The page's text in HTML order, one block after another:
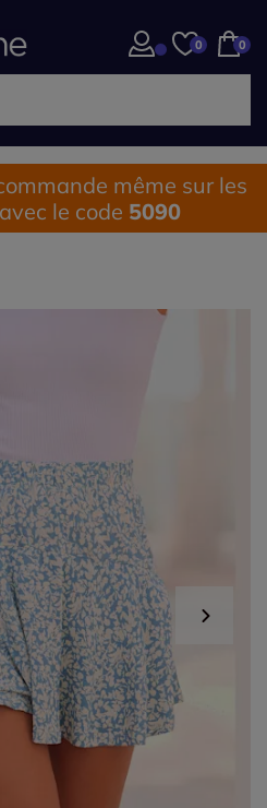
0 0
même sur les
le code 5090